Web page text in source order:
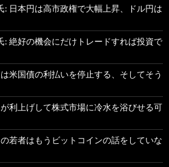
: 日本円は高市政権で大幅上昇、ドル円は
: 絶好の機会にだけトレードすれば投資で
米国債の利払いを停止する、そしてそう
利上げして株式市場に冷水を浴びせる可
若者はもうビットコインの話をしていな